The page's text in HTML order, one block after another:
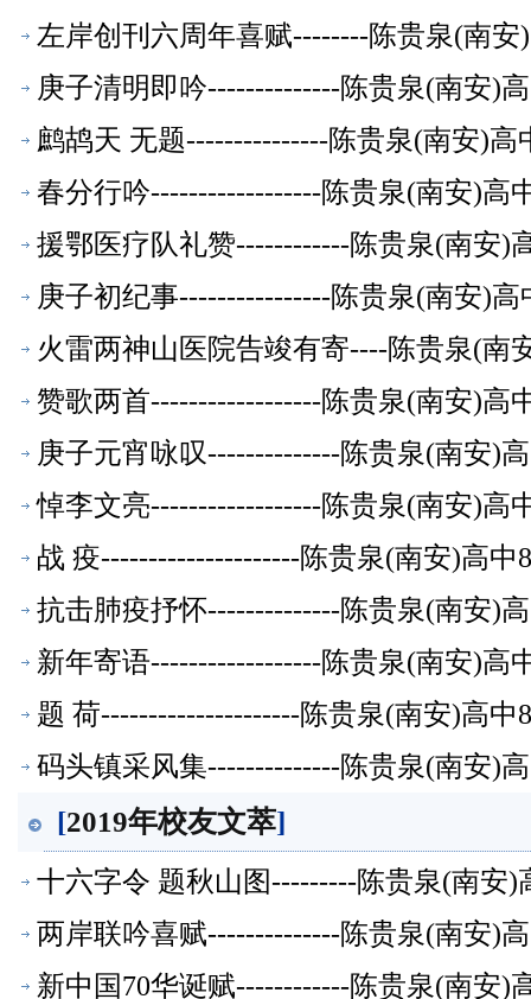
左岸创刊六周年喜赋--------陈贵泉(南安
庚子清明即吟--------------陈贵泉(南安)
鹧鸪天 无题---------------陈贵泉(南安)高
春分行吟------------------陈贵泉(南安)高
援鄂医疗队礼赞------------陈贵泉(南安)
庚子初纪事----------------陈贵泉(南安)高
火雷两神山医院告竣有寄----陈贵泉(南
赞歌两首------------------陈贵泉(南安)高
庚子元宵咏叹--------------陈贵泉(南安)
悼李文亮------------------陈贵泉(南安)高
战 疫---------------------陈贵泉(南安)高中
抗击肺疫抒怀--------------陈贵泉(南安)
新年寄语------------------陈贵泉(南安)高
题 荷---------------------陈贵泉(南安)高中
码头镇采风集--------------陈贵泉(南安)
[2019年校友文萃]
十六字令 题秋山图---------陈贵泉(南安)
两岸联吟喜赋--------------陈贵泉(南安)
新中国70华诞赋------------陈贵泉(南安)